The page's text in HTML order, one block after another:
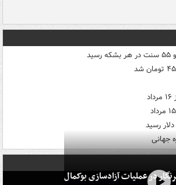
جهانی
در عملیات آزادسازی بوکمال